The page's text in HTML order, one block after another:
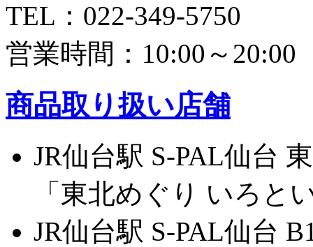
TEL：022-349-5750
営業時間：10:00～20:00
商品取り扱い店舗
JR仙台駅 S-PAL仙台
「東北めぐり いろと
JR仙台駅 S-PAL仙台